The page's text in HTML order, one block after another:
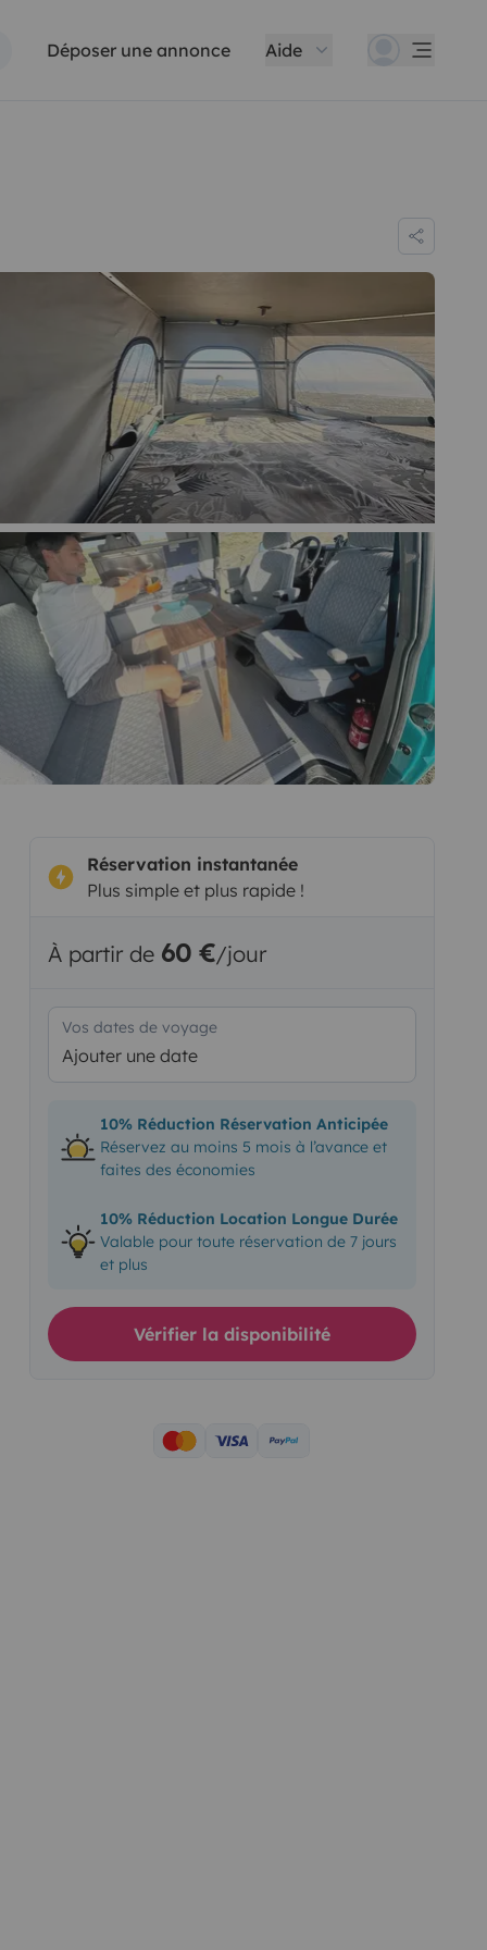
Déposer une annonce Aide
Réservation instantanée
Plus simple et plus rapide !
À partir de 60 €/jour
Vos dates de voyage
Ajouter une date
10% Réduction Réservation Anticipée
Réservez au moins 5 mois à l’avance et
faites des économies
10% Réduction Location Longue Durée
Valable pour toute réservation de 7 jours
et plus
Vérifier la disponibilité